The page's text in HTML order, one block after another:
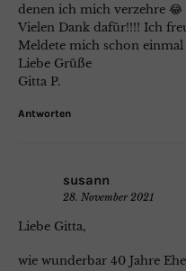
denen ich mich verzehre 😂
Vielen Dank dafür!!!! Ich
Meldete mich schon
Liebe Grüße
Gitta P.
Antworten
susann
28. November 2021
Liebe Gitta,
wie wunderbar 40 Jahre